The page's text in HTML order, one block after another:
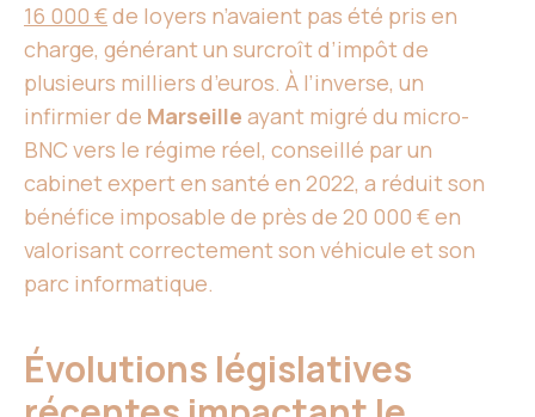
16 000 €de loyers n’avaient pas été pris en
charge, générant un surcroît d’impôt de
plusieurs milliers d’euros. À l’inverse, un
infirmier de Marseille ayant migré du micro-
BNC vers le régime réel, conseillé par un
cabinet expert en santé en 2022, a réduit son
bénéfice imposable de près de 20 000 € en
valorisant correctement son véhicule et son
parc informatique.
Évolutions législatives